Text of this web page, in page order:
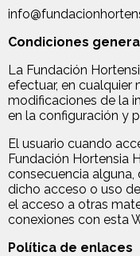
Condiciones
La Fundación
efectuar, en cualquier
modificaciones de la
en la configuración y
El usuario cuando
Fundación Hortensia
consecuencia alguna,
dicho acceso o uso
el acceso a otras
conexiones con esta
Política de enlaces